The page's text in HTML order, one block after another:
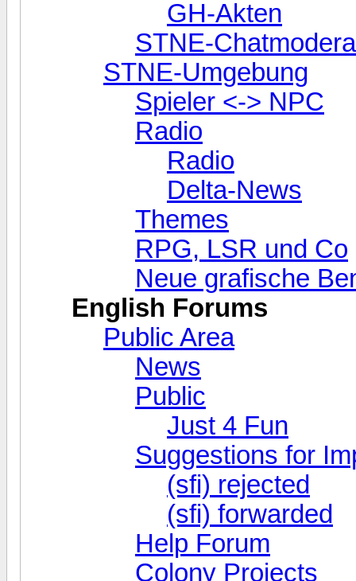
GH-Akten
STNE-
STNE-Umgebung
Spieler <-> NPC
Radio
Radio
Delta-News
Themes
RPG, LSR und Co
Neue grafische
English Forums
Public Area
News
Public
Just 4 Fun
Suggestions for
(sfi) rejected
(sfi) forwarded
Help Forum
Colony Projects